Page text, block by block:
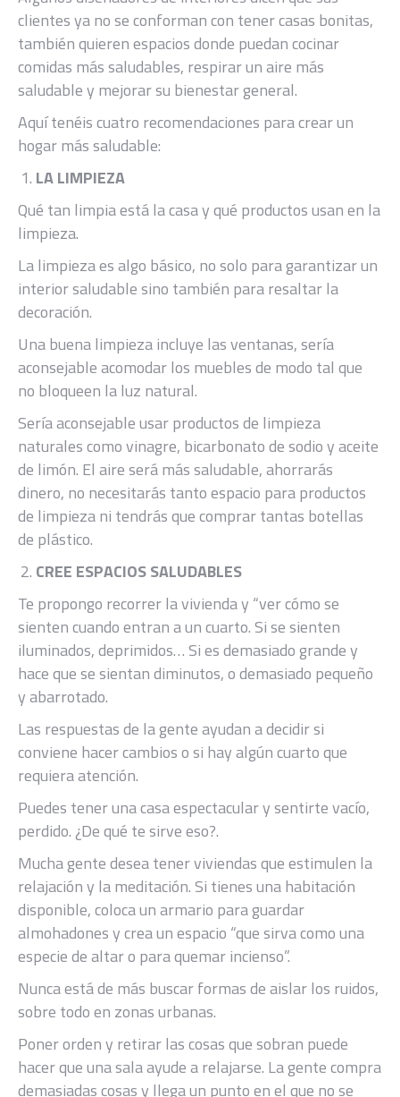
clientes ya no se conforman con tener casas bonitas,
también quieren espacios donde puedan cocinar
comidas más saludables, respirar un aire más
saludable y mejorar su bienestar general.
Aquí tenéis cuatro recomendaciones para crear un
hogar más saludable:
LA LIMPIEZA
Qué tan limpia está la casa y qué productos usan en la
limpieza.
La limpieza es algo básico, no solo para garantizar un
interior saludable sino también para resaltar la
decoración.
Una buena limpieza incluye las ventanas, sería
aconsejable acomodar los muebles de modo tal que
no bloqueen la luz natural.
Sería aconsejable usar productos de limpieza
naturales como vinagre, bicarbonato de sodio y aceite
de limón. El aire será más saludable, ahorrarás
dinero, no necesitarás tanto espacio para productos
de limpieza ni tendrás que comprar tantas botellas
de plástico.
CREE ESPACIOS SALUDABLES
Te propongo recorrer la vivienda y “ver cómo se
sienten cuando entran a un cuarto. Si se sienten
iluminados, deprimidos… Si es demasiado grande y
hace que se sientan diminutos, o demasiado pequeño
y abarrotado.
Las respuestas de la gente ayudan a decidir si
conviene hacer cambios o si hay algún cuarto que
requiera atención.
Puedes tener una casa espectacular y sentirte vacío,
perdido. ¿De qué te sirve eso?.
Mucha gente desea tener viviendas que estimulen la
relajación y la meditación. Si tienes una habitación
disponible, coloca un armario para guardar
almohadones y crea un espacio “que sirva como una
especie de altar o para quemar incienso”.
Nunca está de más buscar formas de aislar los ruidos,
sobre todo en zonas urbanas.
Poner orden y retirar las cosas que sobran puede
hacer que una sala ayude a relajarse. La gente compra
demasiadas cosas y llega un punto en el que no se